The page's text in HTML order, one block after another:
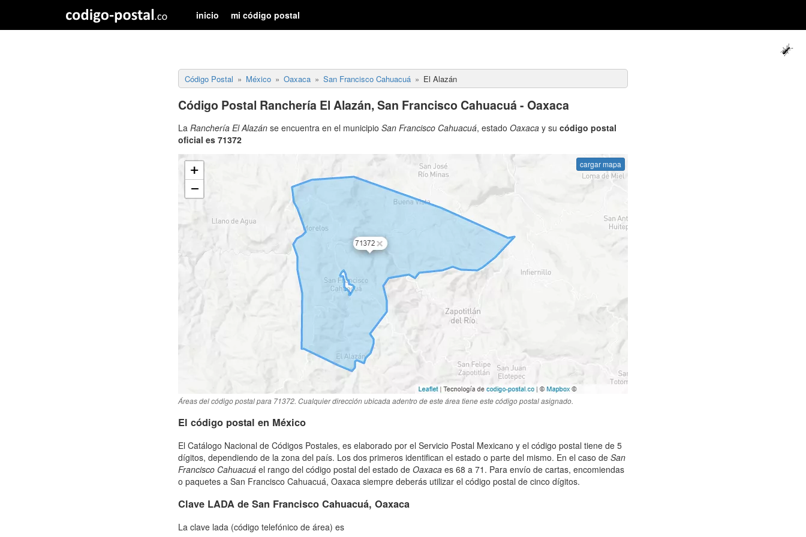
inicio mi código postal
Código Postal México Oaxaca San Francisco Cahuacuá El Alazán
Código Postal Ranchería El Alazán, San Francisco Cahuacuá - Oaxaca
La Ranchería El Alazán se encuentra en el municipio San Francisco Cahuacuá, estado Oaxaca y su código postal
oficial es 71372
cargar mapa
Áreas del código postal para 71372. Cualquier dirección ubicada adentro de este área tiene este código postal asignado.
El código postal en México
El Catálogo Nacional de Códigos Postales, es elaborado por el Servicio Postal Mexicano y el código postal tiene de 5
dígitos, dependiendo de la zona del país. Los dos primeros identifican el estado o parte del mismo. En el caso de San
Francisco Cahuacuá el rango del código postal del estado de Oaxaca es 68 a 71. Para envío de cartas, encomiendas
o paquetes a San Francisco Cahuacuá, Oaxaca siempre deberás utilizar el código postal de cinco dígitos.
Clave LADA de San Francisco Cahuacuá, Oaxaca
La clave lada (código telefónico de área) es